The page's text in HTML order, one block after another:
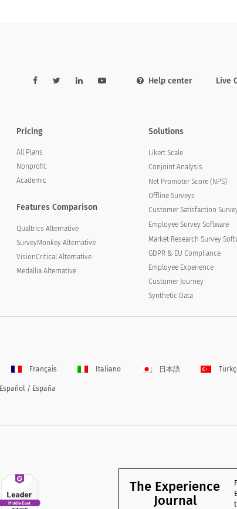
Help center Live
Pricing
All Plans
Nonprofit
Academic
Features Comparison
Qualtrics Alternative
SurveyMonkey Alternative
VisionCritical Alternative
Medallia Alternative
Solutions
Likert Scale
Conjoint Analysis
Net Promoter Score (NPS)
Offline Surveys
Customer Satisfaction
Employee Survey Software
Market Research Survey
GDPR & EU Compliance
Employee Experience
Customer Journey
Synthetic Data
Français Italiano 日本語
Español / España
The Experience
Journal